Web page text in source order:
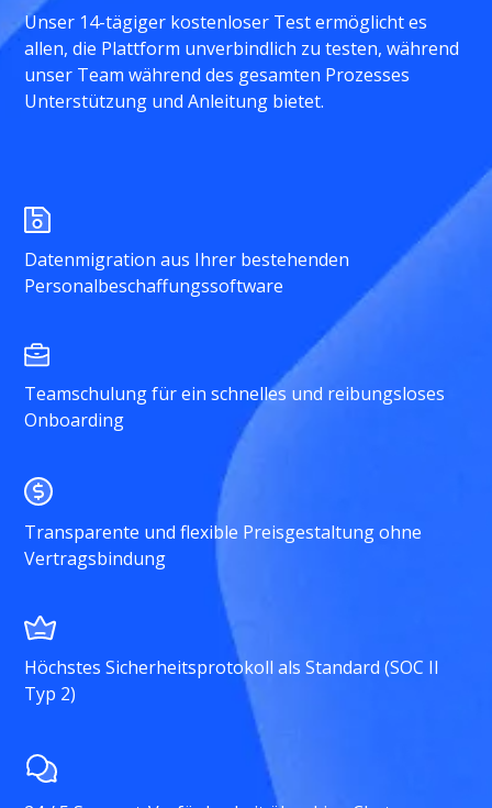
Unser 14-tägiger kostenloser Test ermöglicht es
allen, die Plattform unverbindlich zu testen, während
unser Team während des gesamten Prozesses
Unterstützung und Anleitung bietet.
Datenmigration aus Ihrer bestehenden
Personalbeschaffungssoftware
Teamschulung für ein schnelles und reibungsloses
Onboarding
Transparente und flexible Preisgestaltung ohne
Vertragsbindung
Höchstes Sicherheitsprotokoll als Standard (SOC II
Typ 2)